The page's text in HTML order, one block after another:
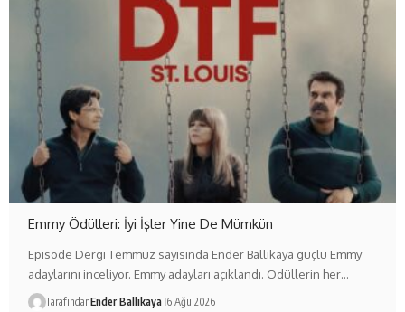
Emmy Ödülleri: İyi İşler Yine De Mümkün
Episode Dergi Temmuz sayısında Ender Ballıkaya güçlü Emmy
adaylarını inceliyor. Emmy adayları açıklandı. Ödüllerin her…
TarafındanEnder Ballıkaya 6 Ağu 2026